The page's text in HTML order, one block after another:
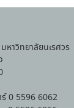
าวิทยาลัยนเรศวร
0 5596 6062